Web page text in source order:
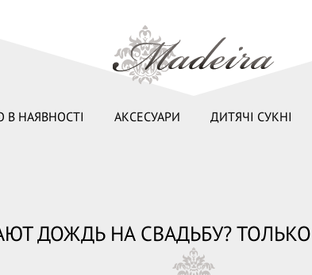
В НАЯВНОСТІ АКСЕСУАРИ ДИТЯЧІ СУКНІ
ДОЖДЬ НА СВАДЬБУ?